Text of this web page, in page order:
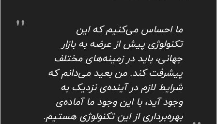
ما احساس می‌کنیم که این
تکنولوژی پیش از عرضه به بازار
جهانی، باید در زمینه‌های مختلف
پیشرفت کند. من بعید می‌دانم که
شرایط لازم در آینده‌ی نزدیک به
وجود آید، با این وجود ما آماده‌ی
بهره‌برداری از این تکنولوژی هستیم.